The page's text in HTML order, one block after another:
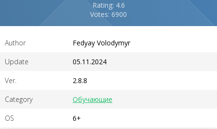
Rating: 4.6
Votes: 6900
Author Fedyay Volodymyr
Update 05.11.2024
Ver. 2.8.8
Category Обучающие
OS 6+